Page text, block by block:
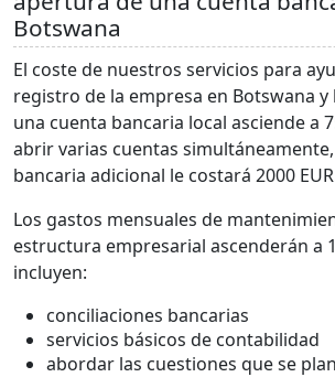
Botswana
El coste de nuestros servicios para
registro de la empresa en Botswana
una cuenta bancaria local asciende a
abrir varias cuentas
bancaria adicional le costará 2000
Los gastos mensuales de
estructura empresarial ascenderán a
incluyen:
conciliaciones bancarias
servicios básicos de contabilidad
abordar las cuestiones que se